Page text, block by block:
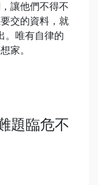
讓他們不得不
交的資料，就
。唯有自律的
家。
題臨危不